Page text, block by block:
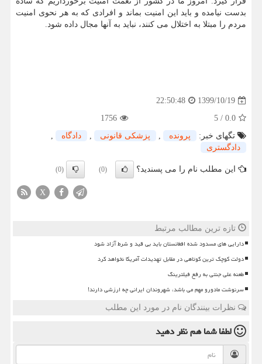
بدست نیامده و باید این امنیت بماند و افرادی که به هر نحوی امنیت
مردم را مبتلا به اختلال می کنند، نباید به آنها مجال داده شود.
1399/10/19
22:50:48
0.0
/
5
1756
تگهای خبر:
پرونده , پزشكی قانونی , دادگاه
,
دادگستری
این مطلب نام را می پسندید؟ (0)
(0)
X
تازه ترین مطالب مرتبط
دارایی های مسدود شده افغانستان باید بی قید و شرط آزاد شود
دولت کوچک ترین کوتاهی در مقابل تهدیدات آمریکا نخواهد کرد
طعنه علی جنتی به رفع فیلترینگ
سرنوشت مادورو مهم می باشد، شهروندان ایرانی چه ارزشی دارند!
نظرات بینندگان نام در مورد این مطلب
لطفا شما همنظر دهید